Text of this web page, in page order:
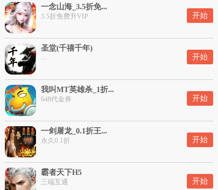
一念山海_3.5折免...
3.5折免费升VIP 开始
圣堂(千禧千年)
... 开始
我叫MT英雄杀_1折...
648代金券 开始
一剑屠龙_0.1折王...
永久0.1折 开始
霸者天下H5
三端互通 开始